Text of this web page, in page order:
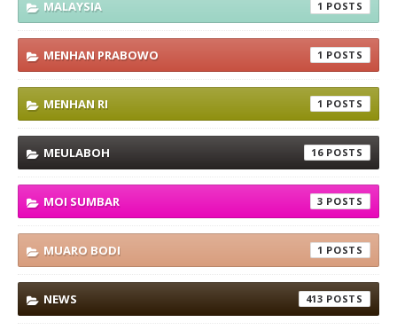
MALAYSIA 1
MENHAN PRABOWO 1
MENHAN RI 1
MEULABOH 16
MOI SUMBAR 3
MUARO BODI 1
NEWS 413